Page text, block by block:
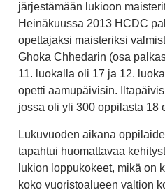
järjestämään lukioon
Heinäkuussa 2013 HCDC
opettajaksi maisteriksi
Ghoka Chhedarin (osa
11. luokalla oli 17 ja 12.
opetti aamupäivisin.
jossa oli yli 300 oppilasta 18
Lukuvuoden aikana
tapahtui huomattavaa
lukion loppukokeet, mikä on
koko vuoristoalueen valtion